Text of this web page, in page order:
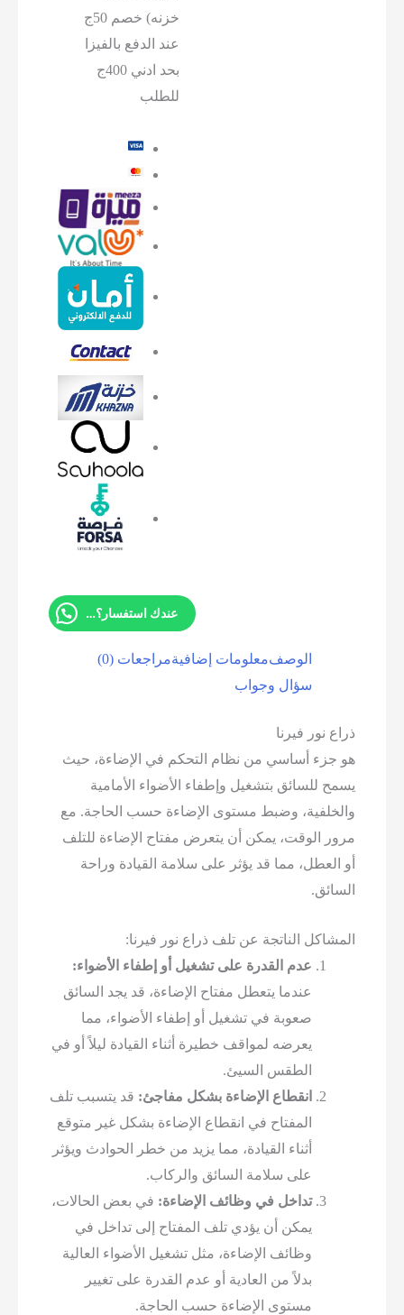
خزنه) خصم 50ج
عند الدفع بالفيزا
بحد ادني 400ج
للطلب
عندك استفسار؟ تواصل معانا
الوصفمعلومات إضافيةمراجعات (0)
سؤال وجواب
ذراع نور فيرنا
هو جزء أساسي من نظام التحكم في الإضاءة، حيث
يسمح للسائق بتشغيل وإطفاء الأضواء الأمامية
والخلفية، وضبط مستوى الإضاءة حسب الحاجة. مع
مرور الوقت، يمكن أن يتعرض مفتاح الإضاءة للتلف
أو العطل، مما قد يؤثر على سلامة القيادة وراحة
السائق.
المشاكل الناتجة عن تلف ذراع نور فيرنا:
عدم القدرة على تشغيل أو إطفاء الأضواء:
عندما يتعطل مفتاح الإضاءة، قد يجد السائق
صعوبة في تشغيل أو إطفاء الأضواء، مما
يعرضه لمواقف خطيرة أثناء القيادة ليلاً أو في
الطقس السيئ.
انقطاع الإضاءة بشكل مفاجئ: قد يتسبب تلف
المفتاح في انقطاع الإضاءة بشكل غير متوقع
أثناء القيادة، مما يزيد من خطر الحوادث ويؤثر
على سلامة السائق والركاب.
تداخل في وظائف الإضاءة: في بعض الحالات،
يمكن أن يؤدي تلف المفتاح إلى تداخل في
وظائف الإضاءة، مثل تشغيل الأضواء العالية
بدلاً من العادية أو عدم القدرة على تغيير
مستوى الإضاءة حسب الحاجة.